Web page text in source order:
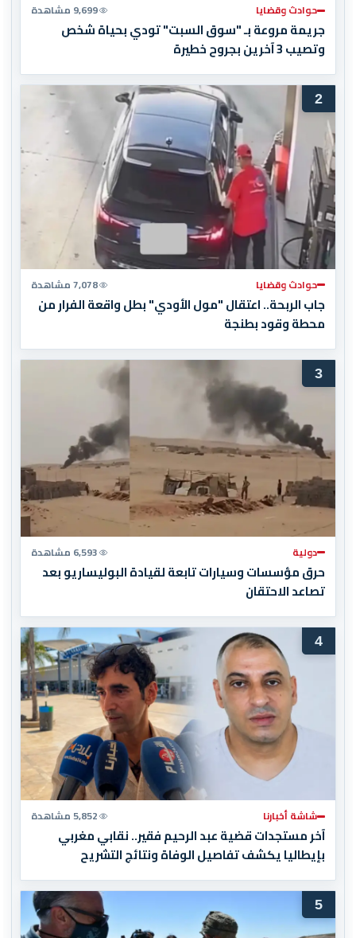
حوادث وقضايا 9,699 مشاهدة
جريمة مروعة بـ "سوق السبت" تودي بحياة شخص
وتصيب 3 آخرين بجروح خطيرة
2
حوادث وقضايا 7,078 مشاهدة
جاب الربحة.. اعتقال "مول الأودي" بطل واقعة الفرار من
محطة وقود بطنجة
3
دولية 6,593 مشاهدة
حرق مؤسسات وسيارات تابعة لقيادة البوليساريو بعد
تصاعد الاحتقان
4
شاشة أخبارنا 5,852 مشاهدة
آخر مستجدات قضية عبد الرحيم فقير.. نقابي مغربي
بإيطاليا يكشف تفاصيل الوفاة ونتائج التشريح
5